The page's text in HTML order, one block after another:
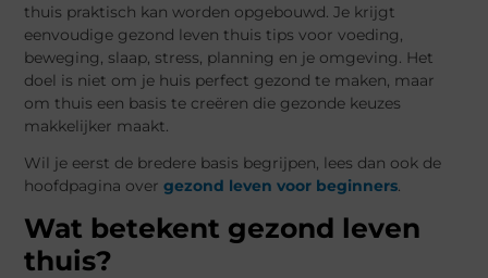
thuis praktisch kan worden opgebouwd. Je krijgt
eenvoudige gezond leven thuis tips voor voeding,
beweging, slaap, stress, planning en je omgeving. Het
doel is niet om je huis perfect gezond te maken, maar
om thuis een basis te creëren die gezonde keuzes
makkelijker maakt.
Wil je eerst de bredere basis begrijpen, lees dan ook de
hoofdpagina overgezond leven voor beginners.
Wat betekent gezond leven
thuis?